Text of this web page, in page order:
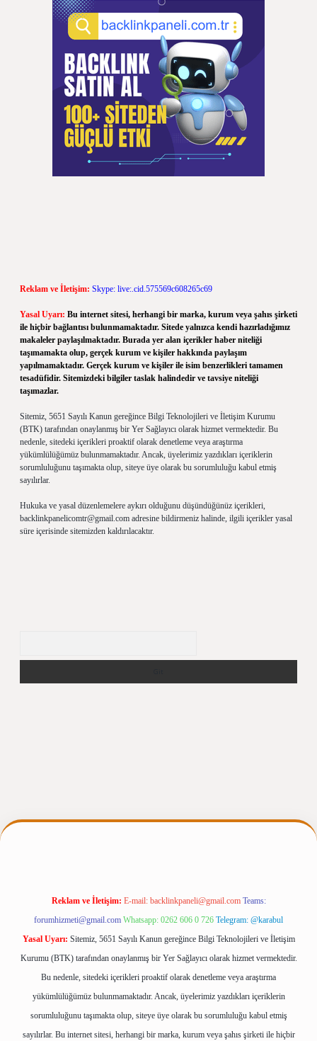
Reklam ve İletişim: Skype: live:.cid.575569c608265c69
Yasal Uyarı: Bu internet sitesi, herhangi bir marka, kurum veya şahıs şirketi
ile hiçbir bağlantısı bulunmamaktadır. Sitede yalnızca kendi hazırladığımız
makaleler paylaşılmaktadır. Burada yer alan içerikler haber niteliği
taşımamakta olup, gerçek kurum ve kişiler hakkında paylaşım
yapılmamaktadır. Gerçek kurum ve kişiler ile isim benzerlikleri tamamen
tesadüfidir. Sitemizdeki bilgiler taslak halindedir ve tavsiye niteliği
taşımazlar.
Sitemiz, 5651 Sayılı Kanun gereğince Bilgi Teknolojileri ve İletişim Kurumu
(BTK) tarafından onaylanmış bir Yer Sağlayıcı olarak hizmet vermektedir. Bu
nedenle, sitedeki içerikleri proaktif olarak denetleme veya araştırma
yükümlülüğümüz bulunmamaktadır. Ancak, üyelerimiz yazdıkları içeriklerin
sorumluluğunu taşımakta olup, siteye üye olarak bu sorumluluğu kabul etmiş
sayılırlar.
Hukuka ve yasal düzenlemelere aykırı olduğunu düşündüğünüz içerikleri,
backlinkpanelicomtr@gmail.com adresine bildirmeniz halinde, ilgili içerikler yasal
süre içerisinde sitemizden kaldırılacaktır.
betexpergir.net
Reklam ve İletişim: E-mail: backlinkpaneli@gmail.com Teams:
forumhizmeti@gmail.com Whatsapp: 0262 606 0 726 Telegram: @karabul
Yasal Uyarı: Sitemiz, 5651 Sayılı Kanun gereğince Bilgi Teknolojileri ve İletişim
Kurumu (BTK) tarafından onaylanmış bir Yer Sağlayıcı olarak hizmet vermektedir.
Bu nedenle, sitedeki içerikleri proaktif olarak denetleme veya araştırma
yükümlülüğümüz bulunmamaktadır. Ancak, üyelerimiz yazdıkları içeriklerin
sorumluluğunu taşımakta olup, siteye üye olarak bu sorumluluğu kabul etmiş
sayılırlar. Bu internet sitesi, herhangi bir marka, kurum veya şahıs şirketi ile hiçbir